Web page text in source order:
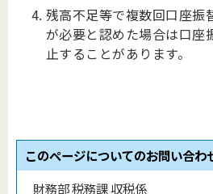
残高不足等で複数回口座振
が必要と認めた場合は口座
止することがあります。
このページについてのお問い合わ
財務部 税務課 収税係